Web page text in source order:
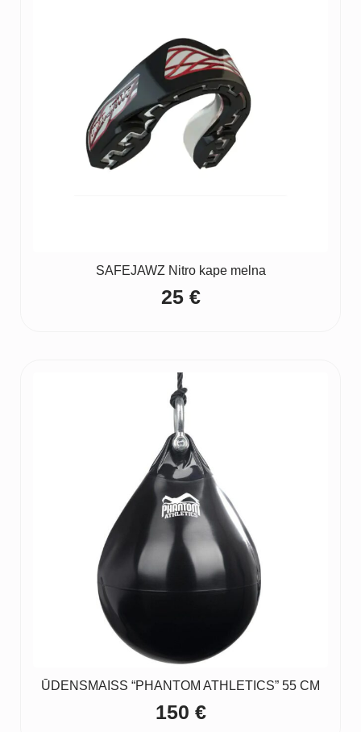
SAFEJAWZ Nitro kape melna
25 €
ŪDENSMAISS “PHANTOM ATHLETICS” 55 CM
150 €